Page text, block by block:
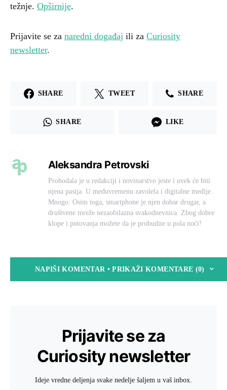
težnje. Opširnije.
Prijavite se za naredni događaj ili za Curiosity
newsletter.
SHARE TWEET SHARE
SHARE LIKE
Aleksandra Petrovski
Prohodala je u redakciji i novinarstvo jeste i uvek će biti
njena pasija. U međuvremenu zavolela i digitalne medije.
Mnogo. Osim toga, smartphone je njen dobar drugar, a
društvene mreže nezaobilazna svakodnevnica. Zbog dobre
klope i putovanja možete da je probudite u pola noći!
NAPIŠI KOMENTAR • PRIKAŽI KOMENTARE (0)
Prijavite se za
Curiosity newsletter
Ideje vredne deljenja svake nedelje šaljem u vaš inbox.